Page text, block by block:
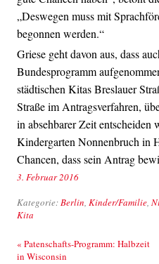
„Deswegen muss mit
begonnen werden.“
Griese geht davon aus, dass
Bundesprogramm
städtischen Kitas Breslauer
Straße im Antragsverfahren,
in absehbarer Zeit
Kindergarten Nonnenbruch in
Chancen, dass sein Antrag
3. Februar 2016
Kategorie:Berlin, Kinder/Familie,
Kita
Beitrags-Navigation
« Patenschafts-Programm: Halbzeit
in Wisconsin